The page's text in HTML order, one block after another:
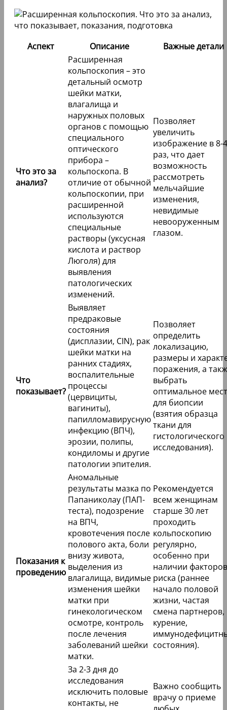
Аспект Описание Важные детали
Что это за
анализ?
Расширенная
кольпоскопия – это
детальный осмотр
шейки матки,
влагалища и
наружных половых
органов с помощью
специального
оптического
прибора –
кольпоскопа. В
отличие от обычной
кольпоскопии, при
расширенной
используются
специальные
растворы (уксусная
кислота и раствор
Люголя) для
выявления
патологических
изменений.
Позволяет
увеличить
изображение в 8-
раз, что дает
возможность
рассмотреть
мельчайшие
изменения,
невидимые
невооруженным
глазом.
Что
показывает?
Выявляет
предраковые
состояния
(дисплазии, CIN), рак
шейки матки на
ранних стадиях,
воспалительные
процессы
(цервициты,
вагиниты),
папилломавирусную
инфекцию (ВПЧ),
эрозии, полипы,
кондиломы и другие
патологии эпителия.
Позволяет
определить
локализацию,
размеры и
поражения, а
выбрать
оптимальное
для биопсии
(взятия образца
ткани для
гистологического
исследования).
Показания к
проведению
Аномальные
результаты мазка по
Папаниколау (ПАП-
теста), подозрение
на ВПЧ,
кровотечения после
полового акта, боли
внизу живота,
выделения из
влагалища, видимые
изменения шейки
матки при
гинекологическом
осмотре, контроль
после лечения
заболеваний шейки
матки.
Рекомендуется
всем женщинам
старше 30 лет
проходить
кольпоскопию
регулярно,
особенно при
наличии факторов
риска (раннее
начало половой
жизни, частая
смена партнеров,
курение,
состояния).
За 2-3 дня до
исследования
исключить половые
контакты, не
Важно сообщить
врачу о приеме